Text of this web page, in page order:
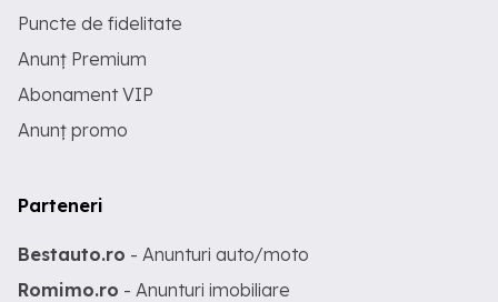
Puncte de fidelitate
Anunț Premium
Abonament VIP
Anunț promo
Parteneri
Bestauto.ro - Anunturi auto/moto
Romimo.ro - Anunturi imobiliare